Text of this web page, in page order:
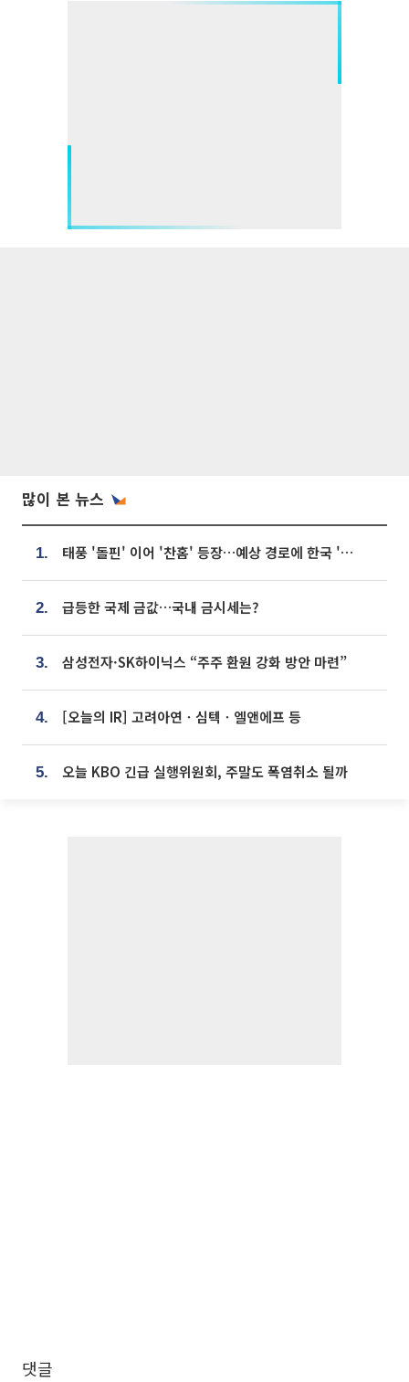
많이 본 뉴스
1. 태풍 '돌핀' 이어 '찬홈' 등장…예상 경로에 한국 '한숨'
2. 급등한 국제 금값…국내 금시세는?
3. 삼성전자·SK하이닉스 “주주 환원 강화 방안 마련”
4. [오늘의 IR] 고려아연ㆍ심텍ㆍ엘앤에프 등
5. 오늘 KBO 긴급 실행위원회, 주말도 폭염취소 될까
댓글